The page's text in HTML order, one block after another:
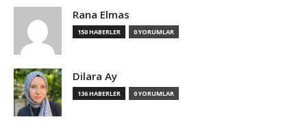
Rana Elmas
150 HABERLER 0 YORUMLAR
Dilara Ay
136 HABERLER 0 YORUMLAR